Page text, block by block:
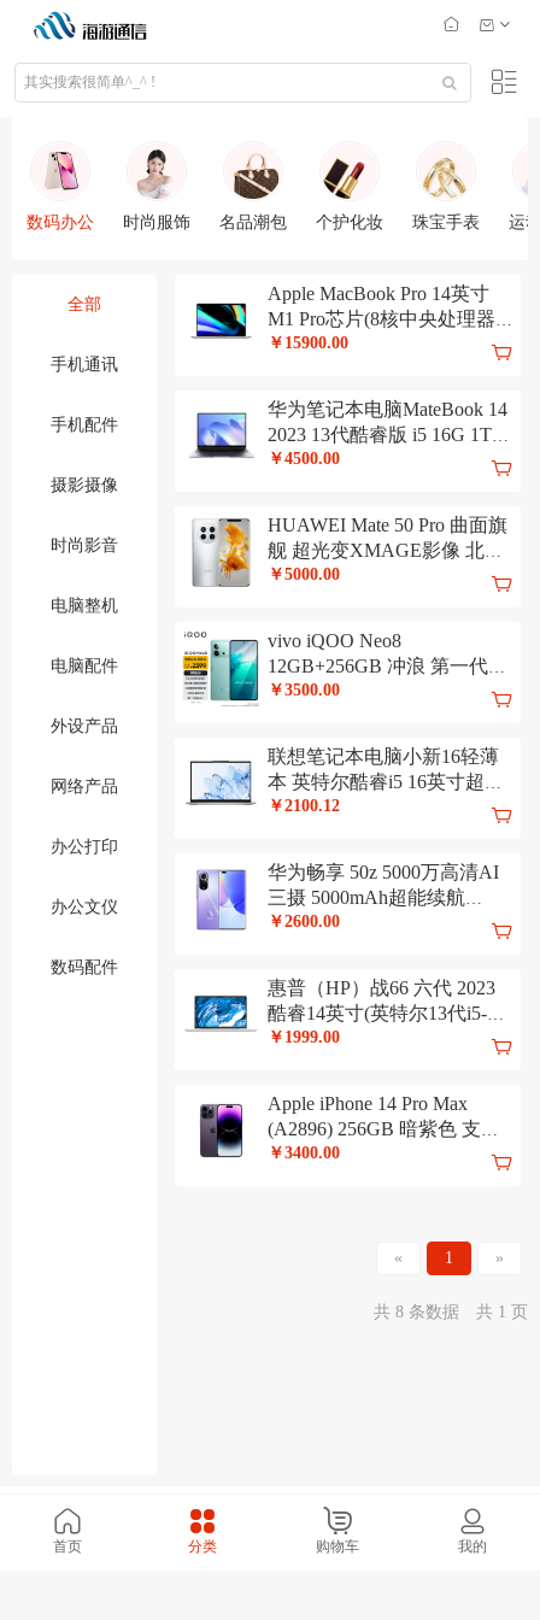
首页 分类 购物车 我的
数码办公 时尚服饰 名品潮包 个护化妆 珠宝手表 运
全部
手机通讯
手机配件
摄影摄像
时尚影音
电脑整机
电脑配件
外设产品
网络产品
办公打印
办公文仪
数码配件
Apple MacBook Pro 14英寸
M1 Pro芯片(8核中央处理器
14核图形处理器) 16G 512G
￥15900.00
华为笔记本电脑MateBook 14
2023 13代酷睿版 i5 16G 1T
14英寸轻薄办公本/2K触控全
￥4500.00
HUAWEI Mate 50 Pro 曲面旗
舰 超光变XMAGE影像 北斗
卫星消息 256GB 冰霜银 华为
￥5000.00
vivo iQOO Neo8
12GB+256GB 冲浪 第一代骁
龙8+ 自研芯片V1+ 120W超
竞性能手机
￥3500.00
联想笔记本电脑小新16轻薄
本 英特尔酷睿i5 16英寸超薄
本(13代标压i5-13500H 16G
￥2100.12
华为畅享 50z 5000万高清AI
三摄 5000mAh超能续航
128GB 宝石蓝 大内存鸿蒙智
￥2600.00
惠普（HP）战66 六代 2023
酷睿14英寸(英特尔13代i5-
1340P 16G 1T 长续航 高色域
￥1999.00
Apple iPhone 14 Pro Max
(A2896) 256GB 暗紫色 支持
移动联通电信5G 双卡双待手
￥3400.00
« 1 »
共 8 条数据 共 1 页
Powered by
v6.9.0
辽ICP备2026001180号